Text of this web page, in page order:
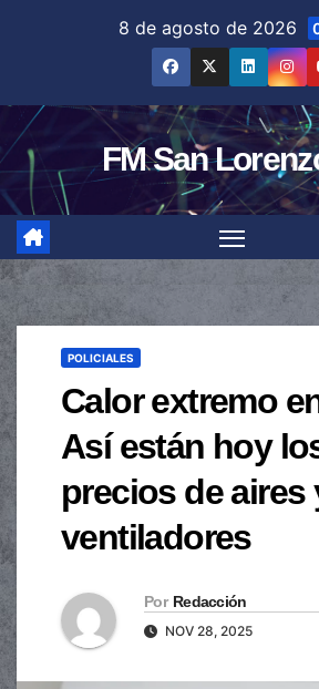
8 de agosto de 2026
FM San
POLICIALES
Calor extremo
Así están hoy
precios de aires
ventiladores
Por Redacción
NOV 28, 2025